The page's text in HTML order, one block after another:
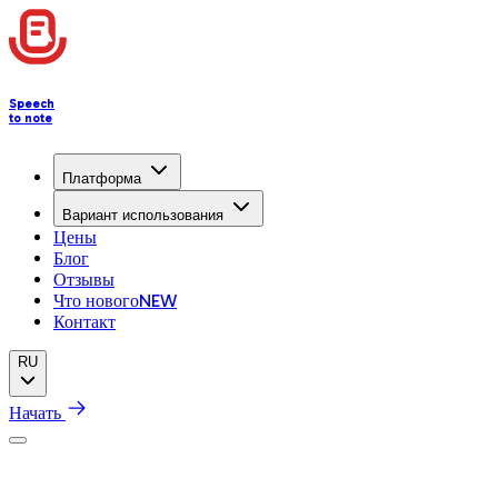
Speech
to note
Платформа
Вариант использования
Цены
Блог
Отзывы
Что новогоNEW
Контакт
RU
Начать